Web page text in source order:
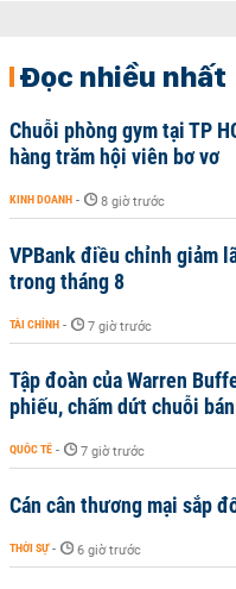
Đọc nhiều nhất
Chuỗi phòng gym tại TP
hàng trăm hội viên bơ vơ
KINH DOANH - 8 giờ trước
VPBank điều chỉnh giảm
trong tháng 8
TÀI CHÍNH - 7 giờ trước
Tập đoàn của Warren
phiếu, chấm dứt chuỗi
QUỐC TẾ - 7 giờ trước
Cán cân thương mại sắp
THỜI SỰ - 6 giờ trước